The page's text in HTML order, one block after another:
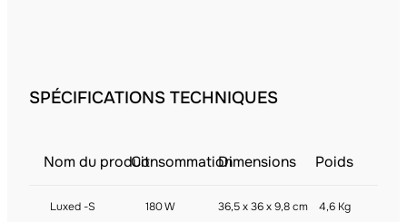
SPÉCIFICATIONS TECHNIQUES
Nom du produitConsommationDimensions Poids
Luxed -S 180 W 36,5 x 36 x 9,8 cm 4,6 Kg